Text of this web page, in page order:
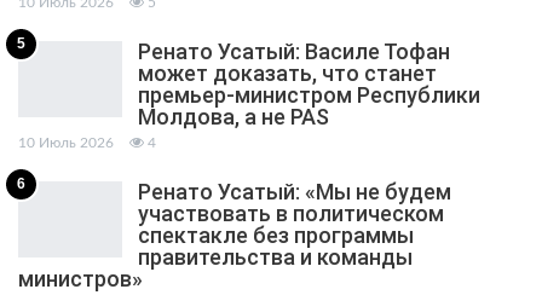
5
Ренато Усатый: Василе Тофан
может доказать, что станет
премьер-министром Республики
Молдова, а не PAS
10 Июль 2026 4
6
Ренато Усатый: «Мы не будем
участвовать в политическом
спектакле без программы
правительства и команды
министров»